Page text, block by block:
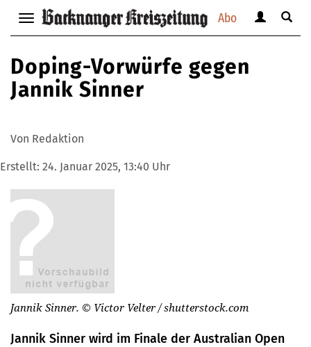
Abo
Navigation
anzeigen
verbergen
anzeigen
Suche
Doping-Vorwürfe gegen
Jannik Sinner
Von Redaktion
Erstellt: 24. Januar 2025, 13:40 Uhr
Jannik Sinner. © Victor Velter / shutterstock.com
Jannik Sinner wird im Finale der Australian Open